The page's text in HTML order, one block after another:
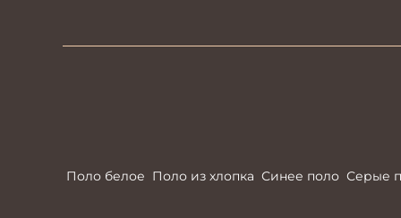
Поло белое Поло из хлопка Синее поло Серые